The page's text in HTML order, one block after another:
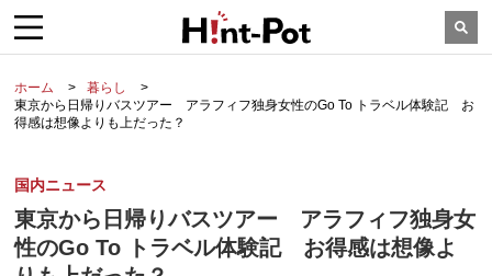
ホーム
暮らし
東京から日帰りバスツアー アラフィフ独身女性のGo To トラベル体験記 お
得感は想像よりも上だった？
国内ニュース
東京から日帰りバスツアー アラフィフ独身女
性のGo To トラベル体験記 お得感は想像よ